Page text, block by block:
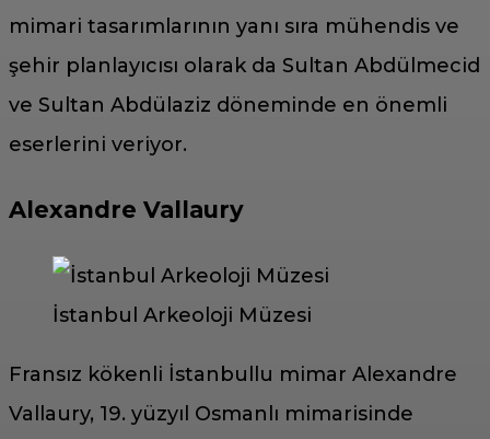
mimari tasarımlarının yanı sıra mühendis ve
şehir planlayıcısı olarak da Sultan Abdülmecid
ve Sultan Abdülaziz döneminde en önemli
eserlerini veriyor.
Alexandre Vallaury
İstanbul Arkeoloji Müzesi
Fransız kökenli İstanbullu mimar Alexandre
Vallaury, 19. yüzyıl Osmanlı mimarisinde